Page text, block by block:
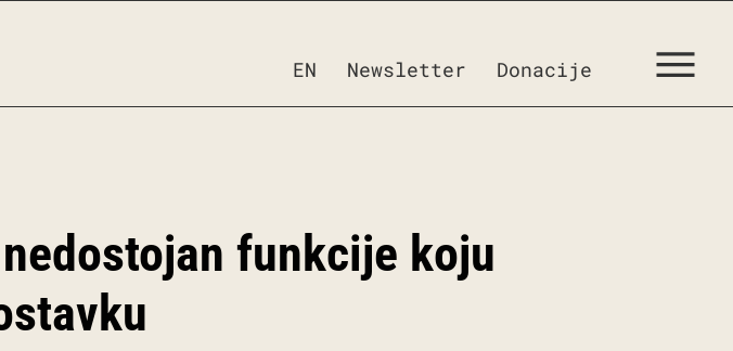
EN Newsletter Donacije
funkcije koju